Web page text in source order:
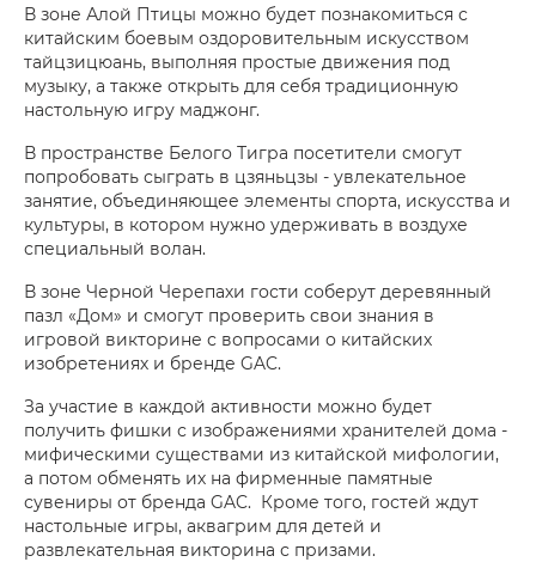
В зоне Алой Птицы можно будет познакомиться с
китайским боевым оздоровительным искусством
тайцзицюань, выполняя простые движения под
музыку, а также открыть для себя традиционную
настольную игру маджонг.
В пространстве Белого Тигра посетители смогут
попробовать сыграть в цзяньцзы - увлекательное
занятие, объединяющее элементы спорта, искусства и
культуры, в котором нужно удерживать в воздухе
специальный волан.
В зоне Черной Черепахи гости соберут деревянный
пазл «Дом» и смогут проверить свои знания в
игровой викторине с вопросами о китайских
изобретениях и бренде GAC.
За участие в каждой активности можно будет
получить фишки с изображениями хранителей дома -
мифическими существами из китайской мифологии,
а потом обменять их на фирменные памятные
сувениры от бренда GAC. Кроме того, гостей ждут
настольные игры, аквагрим для детей и
развлекательная викторина с призами.